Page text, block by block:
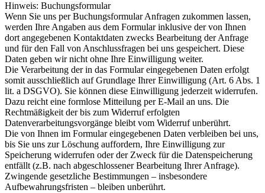
Hinweis: Buchungsformular
Wenn Sie uns per Buchungsformular Anfragen zukommen lassen,
werden Ihre Angaben aus dem Formular inklusive der von Ihnen
dort angegebenen Kontaktdaten zwecks Bearbeitung der Anfrage
und für den Fall von Anschlussfragen bei uns gespeichert. Diese
Daten geben wir nicht ohne Ihre Einwilligung weiter.
Die Verarbeitung der in das Formular eingegebenen Daten erfolgt
somit ausschließlich auf Grundlage Ihrer Einwilligung (Art. 6 Abs. 1
lit. a DSGVO). Sie können diese Einwilligung jederzeit widerrufen.
Dazu reicht eine formlose Mitteilung per E-Mail an uns. Die
Rechtmäßigkeit der bis zum Widerruf erfolgten
Datenverarbeitungsvorgänge bleibt vom Widerruf unberührt.
Die von Ihnen im Formular eingegebenen Daten verbleiben bei uns,
bis Sie uns zur Löschung auffordern, Ihre Einwilligung zur
Speicherung widerrufen oder der Zweck für die Datenspeicherung
entfällt (z.B. nach abgeschlossener Bearbeitung Ihrer Anfrage).
Zwingende gesetzliche Bestimmungen – insbesondere
Aufbewahrungsfristen – bleiben unberührt.